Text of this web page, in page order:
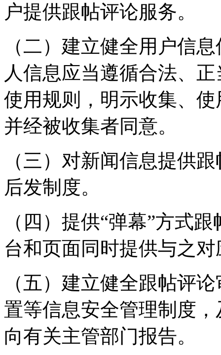
户提供跟帖评论服务。
（二）建立健全用户信
人信息应当遵循合法、
使用规则，明示收集、
并经被收集者同意。
（三）对新闻信息提供
后发制度。
（四）提供“弹幕”方式
台和页面同时提供与之
（五）建立健全跟帖评
置等信息安全管理制度
向有关主管部门报告。